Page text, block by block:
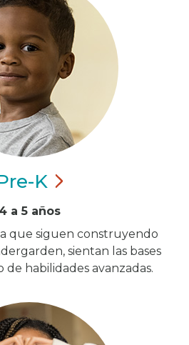
K
4 a 5 años
que siguen construyendo
sientan las bases
de habilidades avanzadas.